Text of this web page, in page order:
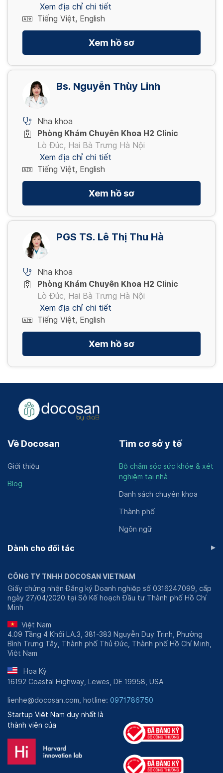
Xem địa chỉ chi tiết
Tiếng Việt, English
Xem hồ sơ
Bs. Nguyễn Thùy Linh
Nha khoa
Phòng Khám Chuyên Khoa H2 Clinic
Lò Đúc, Hai Bà Trưng Hà Nội
Xem địa chỉ chi tiết
Tiếng Việt, English
Xem hồ sơ
PGS TS. Lê Thị Thu Hà
Nha khoa
Phòng Khám Chuyên Khoa H2 Clinic
Lò Đúc, Hai Bà Trưng Hà Nội
Xem địa chỉ chi tiết
Tiếng Việt, English
Xem hồ sơ
Về Docosan
Giới thiệu
Blog
Tìm cơ sở y tế
Bộ chăm sóc sức khỏe & xét
nghiệm tại nhà
Danh sách chuyên khoa
Thành phố
Ngôn ngữ
Dành cho đối tác ▸
CÔNG TY TNHH DOCOSAN VIETNAM
Giấy chứng nhận Đăng ký Doanh nghiệp số 0316247099, cấp
ngày 27/04/2020 tại Sở Kế hoạch Đầu tư Thành phố Hồ Chí
Minh
Việt Nam
4.09 Tầng 4 Khối LA.3, 381-383 Nguyễn Duy Trinh, Phường
Bình Trưng Tây, Thành phố Thủ Đức, Thành phố Hồ Chí Minh,
Việt Nam
Hoa Kỳ
16192 Coastal Highway, Lewes, DE 19958, USA
lienhe@docosan.com, hotline: 0971786750
Startup Việt Nam duy nhất là
thành viên của